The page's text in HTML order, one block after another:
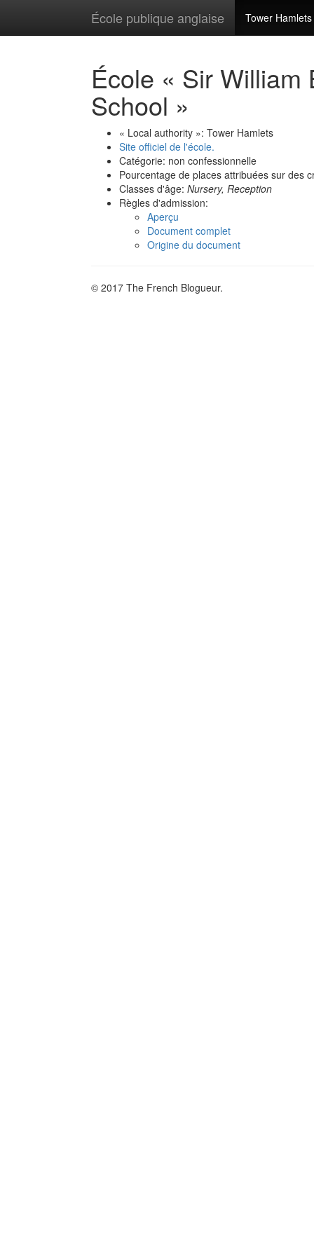
École publique anglaise Tower Hamlets
École « Sir
School »
« Local authority »: Tower Hamlets
Site officiel de l'école.
Catégorie: non confessionnelle
Pourcentage de places attribuées sur des
Classes d'âge: Nursery, Reception
Règles d'admission:
Aperçu
Document complet
Origine du document
© 2017 The French Blogueur.